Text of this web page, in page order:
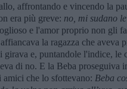
affrontando e vincendo la
era più greve: no, mi sudano le
e l'amor proprio non gli
la ragazza che aveva
girava e, puntandole l'indice, le
di no. E la Beba
che lo sfottevano: Beba